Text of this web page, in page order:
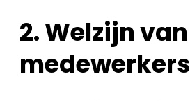
2. Welzijn van
medewerkers